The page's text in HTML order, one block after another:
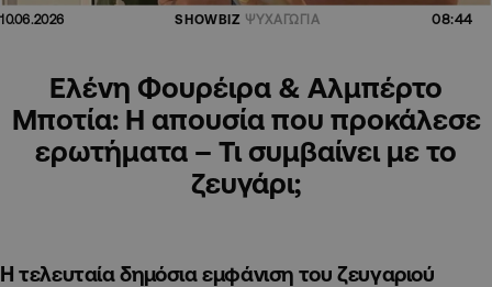
10.06.2026 SHOWBIZ ΨΥΧΑΓΩΓΙΑ 08:44
Ελένη Φουρέιρα & Αλμπέρτο
Μποτία: Η απουσία που προκάλεσε
ερωτήματα – Τι συμβαίνει με το
ζευγάρι;
Η τελευταία δημόσια εμφάνιση του ζευγαριού